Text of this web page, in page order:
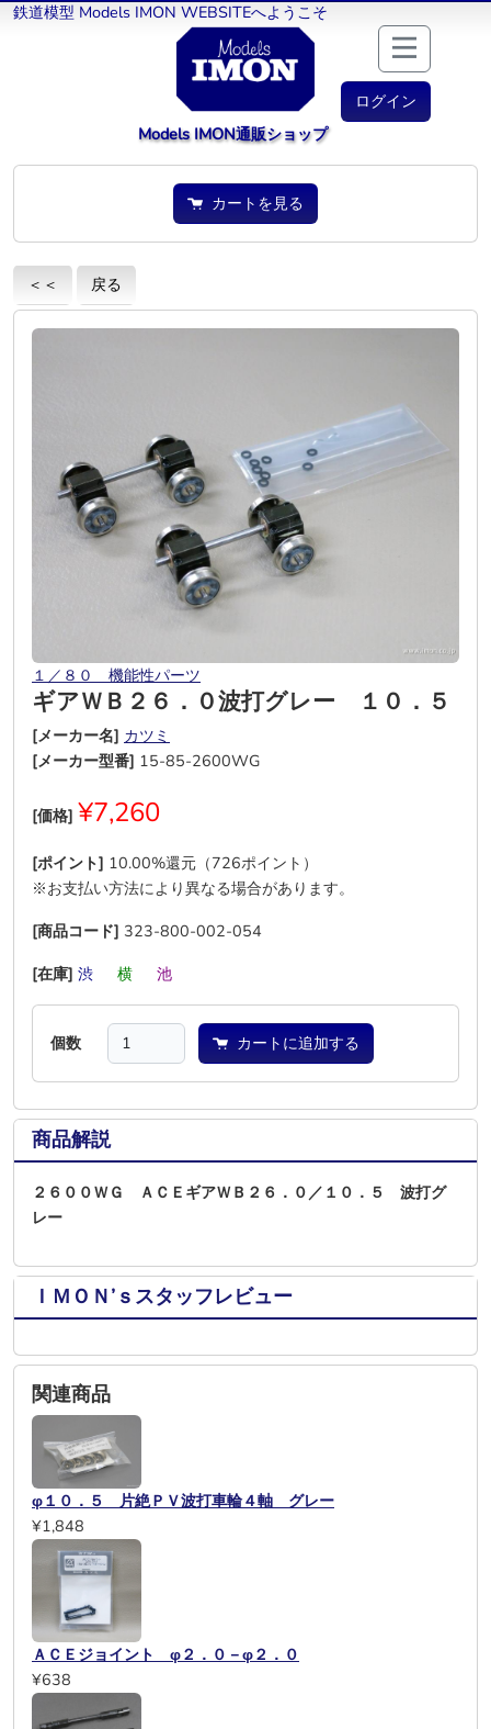
鉄道模型 Models IMON WEBSITEへようこそ
ログイン
Models IMON通販ショップ
カートを見る
＜＜ 戻る
１／８０ 機能性パーツ
ギアＷＢ２６．０波打グレー １０．５
[メーカー名] カツミ
[メーカー型番] 15-85-2600WG
[価格] ¥7,260
[ポイント] 10.00%還元（726ポイント）
※お支払い方法により異なる場合があります。
[商品コード] 323-800-002-054
[在庫] 渋 横 池
個数 カートに追加する
商品解説
２６００ＷＧ ＡＣＥギアＷＢ２６．０／１０．５ 波打グ
レー
ＩＭＯＮ’ｓスタッフレビュー
関連商品
φ１０．５ 片絶ＰＶ波打車輪４軸 グレー
¥1,848
ＡＣＥジョイント φ２．０－φ２．０
¥638